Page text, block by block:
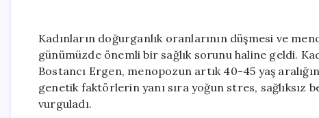
Kadınların doğurganlık oranlarının düşmesi ve
günümüzde önemli bir sağlık sorunu haline geldi.
Bostancı Ergen, menopozun artık 40-45 yaş
genetik faktörlerin yanı sıra yoğun stres, sağlıksız
vurguladı.